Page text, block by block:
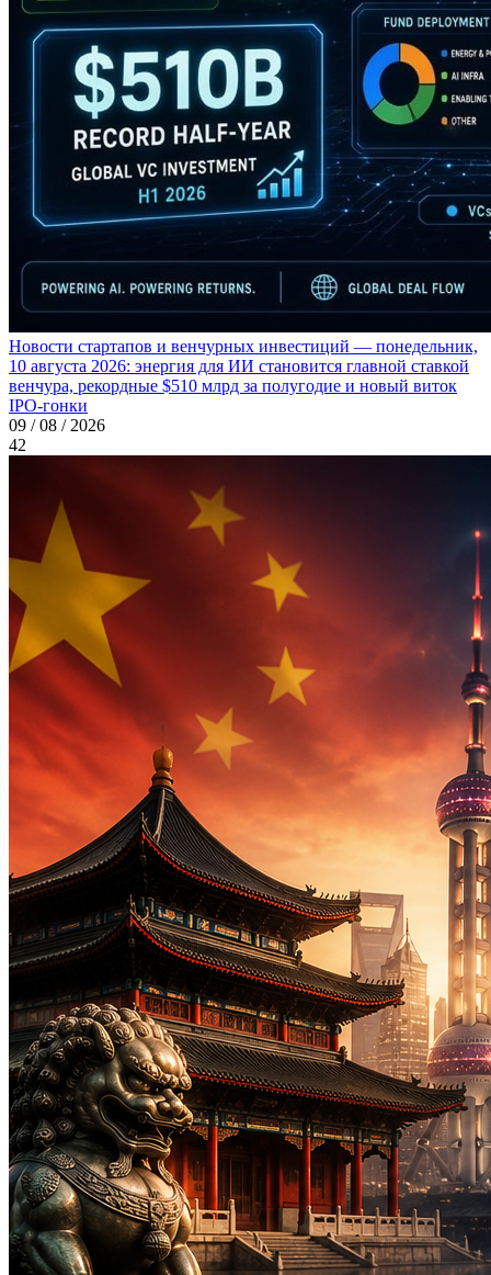
Новости стартапов и венчурных инвестиций — понедельник,
10 августа 2026: энергия для ИИ становится главной ставкой
венчура, рекордные $510 млрд за полугодие и новый виток
IPO-гонки
09 / 08 / 2026
42